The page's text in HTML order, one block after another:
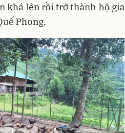
khá lên rồi trở thành hộ gia
Phong.